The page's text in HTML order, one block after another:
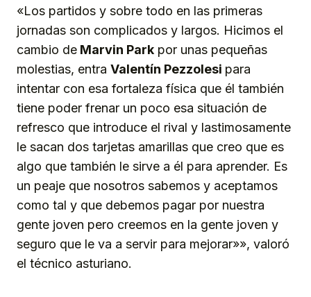
«Los partidos y sobre todo en las primeras
jornadas son complicados y largos. Hicimos el
cambio de Marvin Park por unas pequeñas
molestias, entra Valentín Pezzolesi para
intentar con esa fortaleza física que él también
tiene poder frenar un poco esa situación de
refresco que introduce el rival y lastimosamente
le sacan dos tarjetas amarillas que creo que es
algo que también le sirve a él para aprender. Es
un peaje que nosotros sabemos y aceptamos
como tal y que debemos pagar por nuestra
gente joven pero creemos en la gente joven y
seguro que le va a servir para mejorar»», valoró
el técnico asturiano.